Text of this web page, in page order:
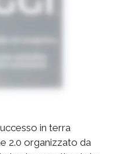
in terra
2.0 organizzato da